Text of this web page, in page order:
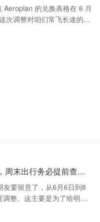
踢皮
钱不看后果”的行为正在透
！
的兑换表格在 6 月
次调整对咱们常飞长途的回
是那些曾经性价比极高的
万积分以上。 具体看
是咱们回国常用的航线）
分，涨幅确实不小。 2️⃣
英里的商务舱从 7 万分小涨
的短途航线还有些许降价，
友一点心理安慰吧。 现
票”。伙伴航司的固定兑换
，依然比加航自己动态定
波动的，有时候盯着中转航
量提前半年甚至一年就锁
的，咱们能做的就是利用
上。
蒙特利尔REM夏季运营时间缩短，周末出行务必提前查表 🚇
要留意了，从6月6日到8
整。这主要是为了给明年
时每天深夜只有四小时维